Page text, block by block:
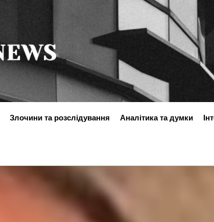
ukraine-
news.in.ua
Злочини та розслідування Аналітика та думки